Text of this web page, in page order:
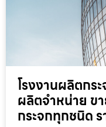
โรงงานผลิตกร
ผลิตจำหน่าย ข
กระจกทุกชนิด